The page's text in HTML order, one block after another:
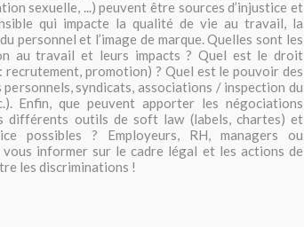
sexuelle, ...) peuvent être sources d’injustice et
qui impacte la qualité de vie au travail, la
personnel et l’image de marque. Quelles sont les
au travail et leurs impacts ? Quel est le droit
recrutement, promotion) ? Quel est le pouvoir des
syndicats, associations / inspection du
Enfin, que peuvent apporter les négociations
différents outils de soft law (labels, chartes) et
possibles ? Employeurs, RH, managers ou
vous informer sur le cadre légal et les actions de
les discriminations !